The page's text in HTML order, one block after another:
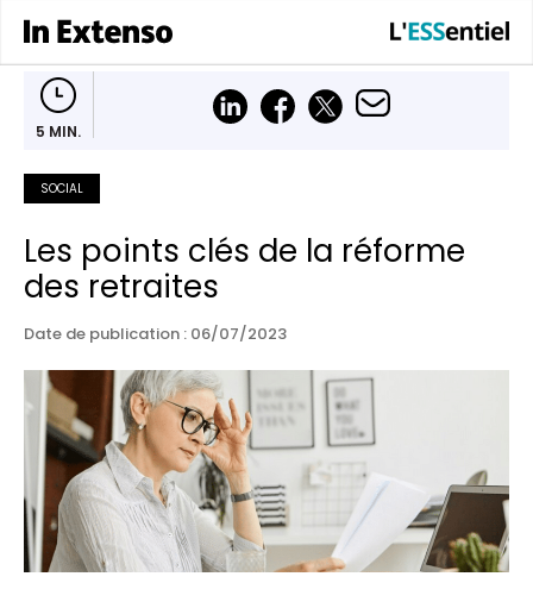
5 MIN.
SOCIAL
Les points clés de la réforme
des retraites
Date de publication : 06/07/2023